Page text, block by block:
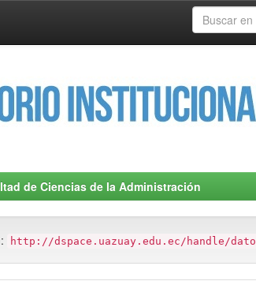
de Ciencias de la Administración
http://dspace.uazuay.edu.ec/handle/